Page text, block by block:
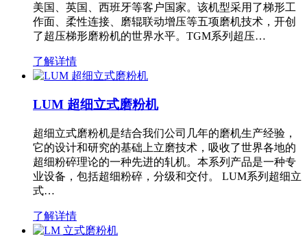
美国、英国、西班牙等客户国家。该机型采用了梯形工
作面、柔性连接、磨辊联动增压等五项磨机技术，开创
了超压梯形磨粉机的世界水平。TGM系列超压…
了解详情
LUM 超细立式磨粉机
超细立式磨粉机是结合我们公司几年的磨机生产经验，
它的设计和研究的基础上立磨技术，吸收了世界各地的
超细粉碎理论的一种先进的轧机。本系列产品是一种专
业设备，包括超细粉碎，分级和交付。 LUM系列超细立
式…
了解详情